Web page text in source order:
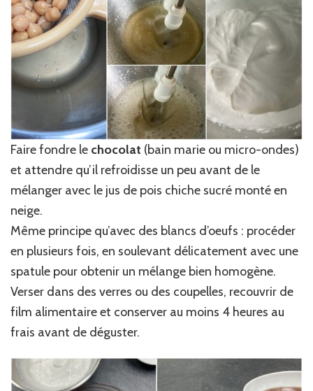
Faire fondre le chocolat (bain marie ou micro-ondes)
et attendre qu’il refroidisse un peu avant de le
mélanger avec le jus de pois chiche sucré monté en
neige.
Même principe qu’avec des blancs d’oeufs : procéder
en plusieurs fois, en soulevant délicatement avec une
spatule pour obtenir un mélange bien homogène.
Verser dans des verres ou des coupelles, recouvrir de
film alimentaire et conserver au moins 4 heures au
frais avant de déguster.